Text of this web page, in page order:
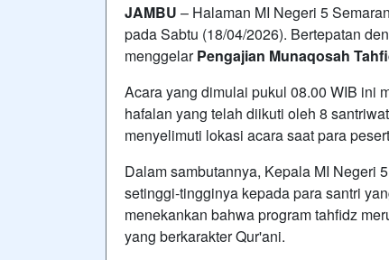
JAMBU – Halaman MI Negeri 5
pada Sabtu (18/04/2026). Bertepatan
menggelarPengajian Munaqosah
Acara yang dimulai pukul 08.00 WIB ini
hafalan yang telah diikuti oleh 8
menyelimuti lokasi acara saat para
Dalam sambutannya, Kepala MI Negeri
setinggi-tingginya kepada para santri
menekankan bahwa program tahfidz
yang berkarakter Qur'ani.